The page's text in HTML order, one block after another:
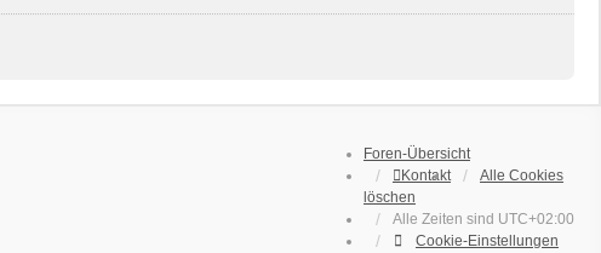
Foren-Übersicht
Kontakt
Alle Cookies
löschen
Alle Zeiten sind UTC+02:00
Cookie-Einstellungen